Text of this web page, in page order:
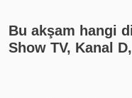
Bu akşam hangi
Show TV, Kanal